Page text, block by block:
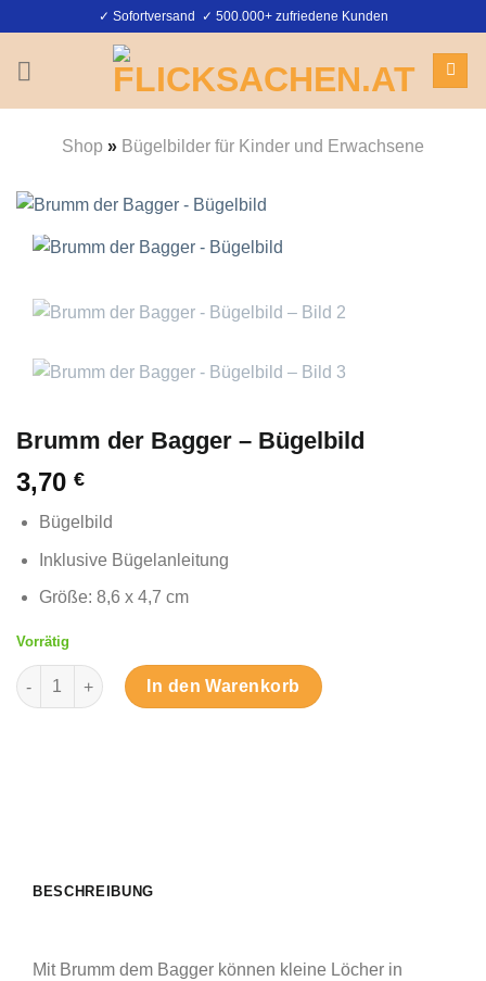
springen
✓ Sofortversand ✓ 500.000+ zufriedene Kunden
Shop » Bügelbilder für Kinder und Erwachsene
Brumm der Bagger – Bügelbild
3,70 €
Bügelbild
Inklusive Bügelanleitung
Größe: 8,6 x 4,7 cm
Vorrätig
Brumm der Bagger - Bügelbild Menge
In den Warenkorb
BESCHREIBUNG
Mit Brumm dem Bagger können kleine Löcher in